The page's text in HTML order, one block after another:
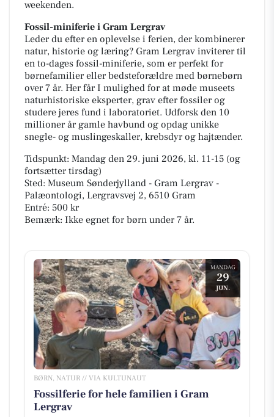
weekenden.
Fossil-miniferie i Gram Lergrav
Leder du efter en oplevelse i ferien, der kombinerer
natur, historie og læring? Gram Lergrav inviterer til
en to-dages fossil-miniferie, som er perfekt for
børnefamilier eller bedsteforældre med børnebørn
over 7 år. Her får I mulighed for at møde museets
naturhistoriske eksperter, grav efter fossiler og
studere jeres fund i laboratoriet. Udforsk den 10
millioner år gamle havbund og opdag unikke
snegle- og muslingeskaller, krebsdyr og hajtænder.
Tidspunkt: Mandag den 29. juni 2026, kl. 11-15 (og
fortsætter tirsdag)
Sted: Museum Sønderjylland - Gram Lergrav -
Palæontologi, Lergravsvej 2, 6510 Gram
Entré: 500 kr
Bemærk: Ikke egnet for børn under 7 år.
MANDAG
29
JUN.
BØRN, NATUR // VIA KULTUNAUT
Fossilferie for hele familien i Gram
Lergrav